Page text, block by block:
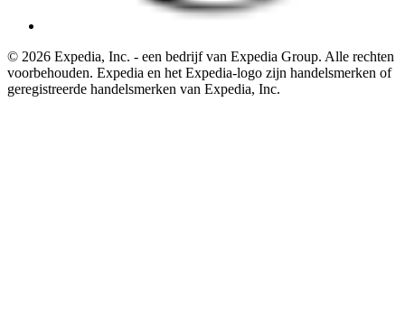
© 2026 Expedia, Inc. - een bedrijf van Expedia Group. Alle rechten
voorbehouden. Expedia en het Expedia-logo zijn handelsmerken of
geregistreerde handelsmerken van Expedia, Inc.